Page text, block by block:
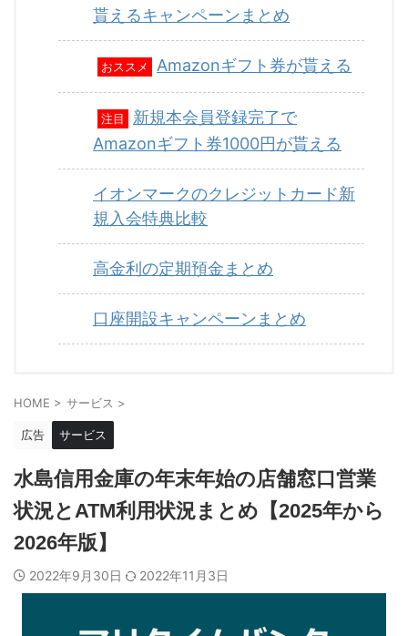
貰えるキャンペーンまとめ
おススメ Amazonギフト券が貰える
注目
新規本会員登録完了で
Amazonギフト券1000円が貰える
イオンマークのクレジットカード新
規入会特典比較
高金利の定期預金まとめ
口座開設キャンペーンまとめ
HOME > サービス >
広告 サービス
水島信用金庫の年末年始の店舗窓口営業
状況とATM利用状況まとめ【2025年から
2026年版】
2022年9月30日 2022年11月3日